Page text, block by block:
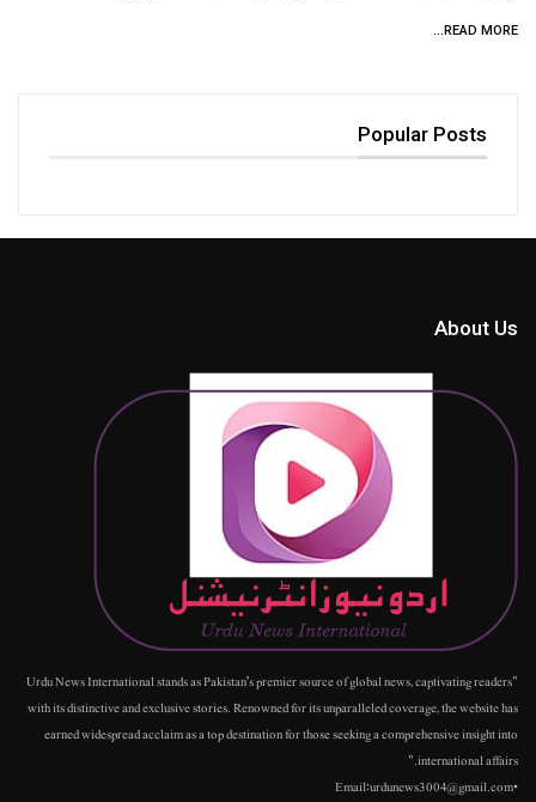
READ MORE...
Popular Posts
About Us
"Urdu News International stands as Pakistan's premier source of global news, captivating readers
with its distinctive and exclusive stories. Renowned for its unparalleled coverage, the website has
earned widespread acclaim as a top destination for those seeking a comprehensive insight into
international affairs."
•Email:urdunews3004@gmail.com